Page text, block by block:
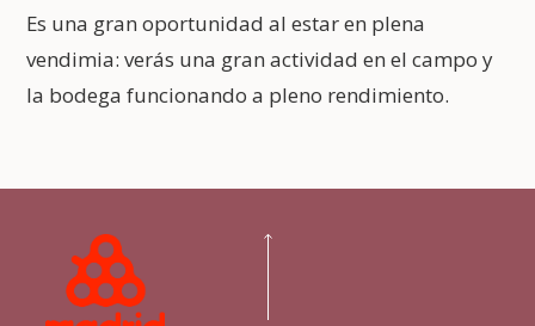
Es una gran oportunidad al estar en plena
vendimia: verás una gran actividad en el campo y
la bodega funcionando a pleno rendimiento.